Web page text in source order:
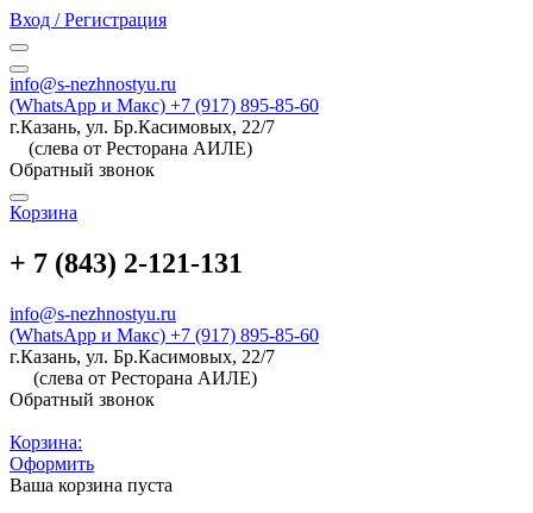
Вход / Регистрация
info@s-nezhnostyu.ru
(WhatsApp и Макс) +7 (917) 895-85-60
г.Казань, ул. Бр.Касимовых, 22/7
(слева от Ресторана АИЛЕ)
Обратный звонок
Корзина
+ 7 (843) 2-121-131
info@s-nezhnostyu.ru
(WhatsApp и Макс) +7 (917) 895-85-60
г.Казань, ул. Бр.Касимовых, 22/7
(слева от Ресторана АИЛЕ)
Обратный звонок
Корзина:
Оформить
Ваша корзина пуста